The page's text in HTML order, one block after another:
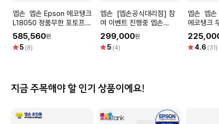
엡손 엡손 Epson 에코탱크
L18050 정품무한 포토프린
터 잉크젯프린터 컬러프린터
A3출력 잉크포함
585,560원
별5 (8)
엡손 [엡손공식대리점] 참
여 이벤트 진행중 엡손
L5290 정품 무한 잉크젯 복
합기 인쇄 스캔 복사 팩스 정
품잉크 포함
299,000원
별5 (4)
엡손 엡손 L3256 잉크포함
에코탱크
프린터 가
별 4.6 (31)
지금 주목해야 할 인기 상품이에요!